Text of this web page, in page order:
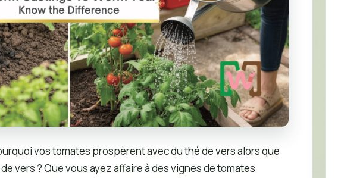
vos tomates prospèrent avec du thé de vers alors que
vers ? Que vous ayez affaire à des vignes de tomates